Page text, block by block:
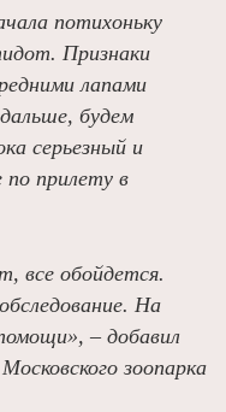
потихоньку
Признаки
лапами
будем
серьезный и
прилету в
все обойдется.
На
– добавил
зоопарка